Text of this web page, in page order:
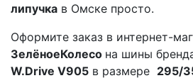
липучка в Омске просто.
Оформите заказ в интернет-
ЗелёноеКолесо на шины
W.Drive V905 в размере 295/